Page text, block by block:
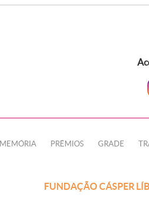
MEMÓRIA PRÊMIOS GRADE
FUNDAÇÃO CÁSPER